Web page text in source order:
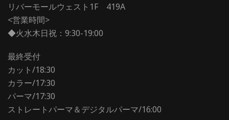
リバーモールウェスト1F 419A
<営業時間>
◆火水木日祝：9:30-19:00
最終受付
カット/18:30
カラー/17:30
パーマ/17:30
ストレートパーマ＆デジタルパーマ/16:00